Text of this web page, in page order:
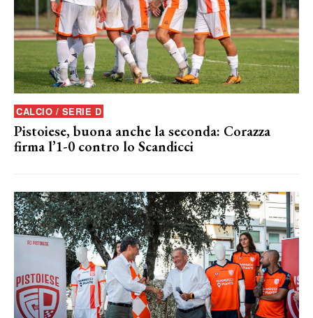
CALCIO / SERIE D
Pistoiese, buona anche la seconda: Corazza
firma l’1-0 contro lo Scandicci